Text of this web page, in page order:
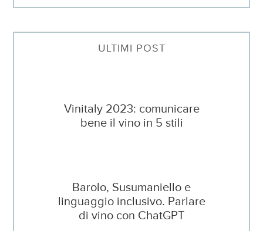
ULTIMI POST
Vinitaly 2023: comunicare
bene il vino in 5 stili
Barolo, Susumaniello e
linguaggio inclusivo. Parlare
di vino con ChatGPT